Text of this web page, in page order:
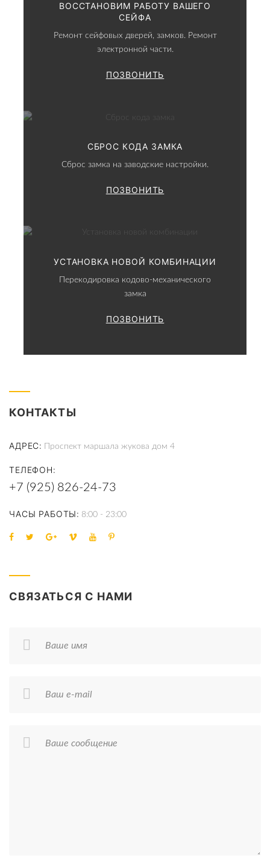
ВОССТАНОВИМ РАБОТУ ВАШЕГО
СЕЙФА
Ремонт сейфовых дверей, замков. Ремонт
электронной части.
ПОЗВОНИТЬ
СБРОС КОДА ЗАМКА
Сброс замка на заводские настройки.
ПОЗВОНИТЬ
УСТАНОВКА НОВОЙ КОМБИНАЦИИ
Перекодировка кодово-механического
замка
ПОЗВОНИТЬ
КОНТАКТЫ
АДРЕС Проспект маршала жукова дом 4
ТЕЛЕФОН
+7 (925) 826-24-73
ЧАСЫ РАБОТЫ 8:00 - 23:00
СВЯЗАТЬСЯ С НАМИ
Ваше имя
Ваш e-mail
Ваше сообщение